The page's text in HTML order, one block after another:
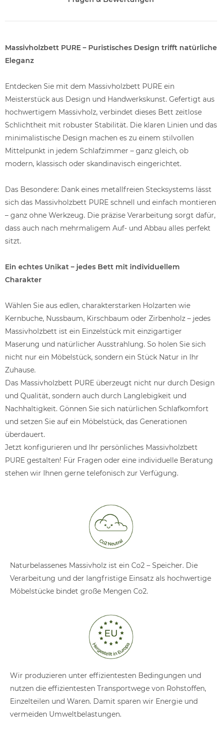
Massivholzbett PURE – Puristisches Design trifft natürliche
Eleganz
Entdecken Sie mit dem Massivholzbett PURE ein
Meisterstück aus Design und Handwerkskunst. Gefertigt aus
hochwertigem Massivholz, verbindet dieses Bett zeitlose
Schlichtheit mit robuster Stabilität. Die klaren Linien und das
minimalistische Design machen es zu einem stilvollen
Mittelpunkt in jedem Schlafzimmer – ganz gleich, ob
modern, klassisch oder skandinavisch eingerichtet.
Das Besondere: Dank eines metallfreien Stecksystems lässt
sich das Massivholzbett PURE schnell und einfach montieren
– ganz ohne Werkzeug. Die präzise Verarbeitung sorgt dafür,
dass auch nach mehrmaligem Auf- und Abbau alles perfekt
sitzt.
Ein echtes Unikat – jedes Bett mit individuellem
Charakter
Wählen Sie aus edlen, charakterstarken Holzarten wie
Kernbuche, Nussbaum, Kirschbaum oder Zirbenholz – jedes
Massivholzbett ist ein Einzelstück mit einzigartiger
Maserung und natürlicher Ausstrahlung. So holen Sie sich
nicht nur ein Möbelstück, sondern ein Stück Natur in Ihr
Zuhause.
Das Massivholzbett PURE überzeugt nicht nur durch Design
und Qualität, sondern auch durch Langlebigkeit und
Nachhaltigkeit. Gönnen Sie sich natürlichen Schlafkomfort
und setzen Sie auf ein Möbelstück, das Generationen
überdauert.
Jetzt konfigurieren und Ihr persönliches Massivholzbett
PURE gestalten! Für Fragen oder eine individuelle Beratung
stehen wir Ihnen gerne telefonisch zur Verfügung.
Naturbelassenes Massivholz ist ein Co2 – Speicher. Die
Verarbeitung und der langfristige Einsatz als hochwertige
Möbelstücke bindet große Mengen Co2.
Wir produzieren unter effizientesten Bedingungen und
nutzen die effizientesten Transportwege von Rohstoffen,
Einzelteilen und Waren. Damit sparen wir Energie und
vermeiden Umweltbelastungen.